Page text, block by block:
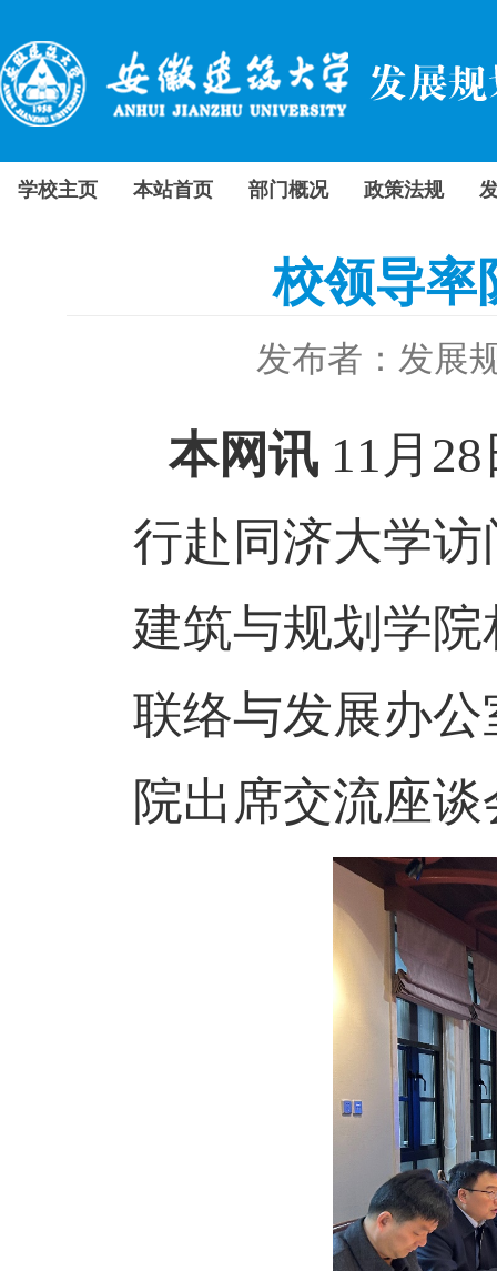
学校主页 本站首页 部门概况 政策法规
校领导率
发布者：发展
本网讯 11月
行赴同济大学
建筑与规划学
联络与发展办
院出席交流座谈